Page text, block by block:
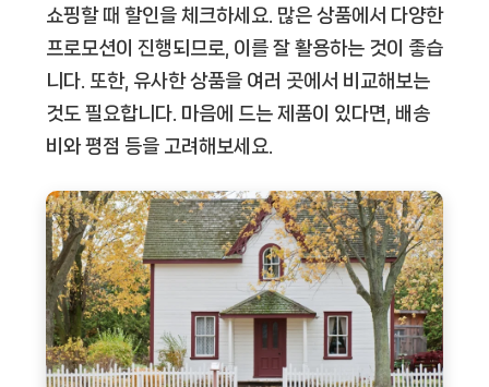
쇼핑할 때 할인을 체크하세요. 많은 상품에서 다양한
프로모션이 진행되므로, 이를 잘 활용하는 것이 좋습
니다. 또한, 유사한 상품을 여러 곳에서 비교해보는
것도 필요합니다. 마음에 드는 제품이 있다면, 배송
비와 평점 등을 고려해보세요.